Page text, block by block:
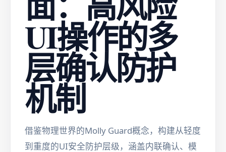
UI操作的多
层确认防护
机制
借鉴物理世界的Molly Guard概念，构建从轻度
到重度的UI安全防护层级，涵盖内联确认、模